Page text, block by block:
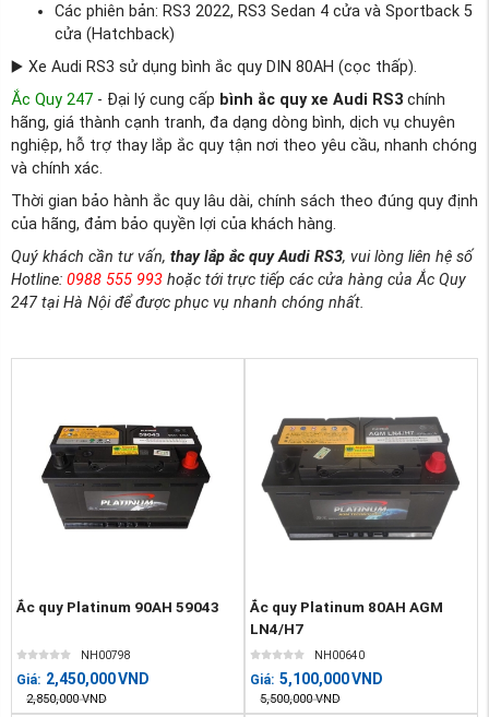
Các phiên bản: RS3 2022, RS3 Sedan 4 cửa và Sportback 5
cửa (Hatchback)
▶️ Xe Audi RS3 sử dụng bình ắc quy DIN 80AH (cọc thấp).
Ắc Quy 247 - Đại lý cung cấp bình ắc quy xe Audi RS3 chính
hãng, giá thành cạnh tranh, đa dạng dòng bình, dịch vụ chuyên
nghiệp, hỗ trợ thay lắp ắc quy tận nơi theo yêu cầu, nhanh chóng
và chính xác.
Thời gian bảo hành ắc quy lâu dài, chính sách theo đúng quy định
của hãng, đảm bảo quyền lợi của khách hàng.
Quý khách cần tư vấn, thay lắp ắc quy Audi RS3, vui lòng liên hệ số
Hotline: 0988 555 993 hoặc tới trực tiếp các cửa hàng của Ắc Quy
247 tại Hà Nội để được phục vụ nhanh chóng nhất.
Ắc quy Platinum 90AH 59043
NH00798
Giá: 2,450,000VND
2,850,000 VND
Ắc quy Platinum 80AH AGM
LN4/H7
NH00640
Giá: 5,100,000VND
5,500,000 VND